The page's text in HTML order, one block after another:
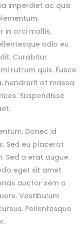
imperdiet ac quis
in orci mollis,
odio eu
Curabitur
rutrum quis. Fusce
hendrerit at massa.
Suspendisse
Donec id
Sed eu placerat
Sed a erat augue.
eget sit amet
auctor sem a
Vestibulum
Pellentesque